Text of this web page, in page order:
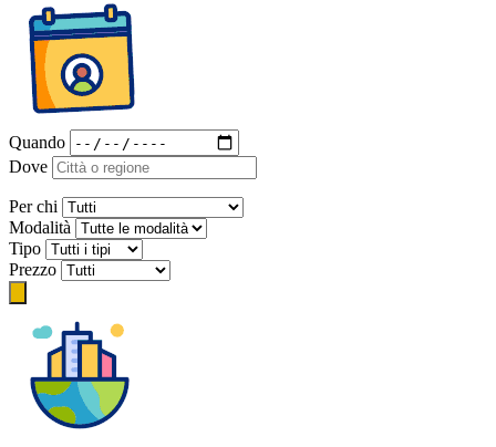
Quando
Dove
Per chi
Modalità
Tipo
Prezzo